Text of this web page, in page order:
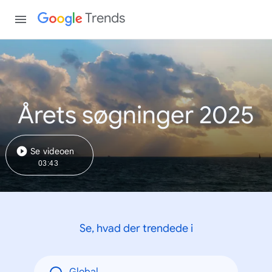
Trends
Årets søgninger 2025
Se videoen
03:43
Se, hvad der trendede i